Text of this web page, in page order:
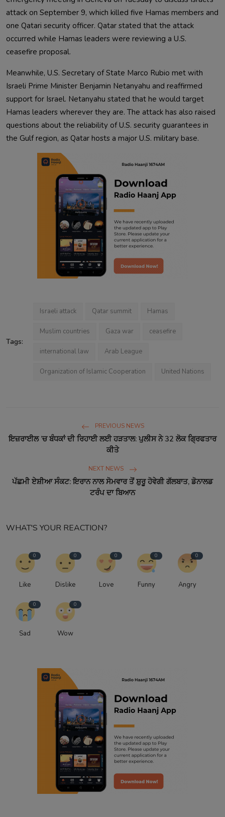
attack on September 9, which killed five Hamas members and
one Qatari security officer. Qatar stated that the attack
occurred while Hamas leaders were reviewing a U.S.
ceasefire proposal.
Meanwhile, U.S. Secretary of State Marco Rubio met with
Israeli Prime Minister Benjamin Netanyahu and reaffirmed
support for Israel. Netanyahu stated that he would target
Hamas leaders wherever they are. The attack has also raised
questions about the reliability of U.S. security guarantees in
the Gulf region, as Qatar hosts a major U.S. military base.
Tags:
Israeli attack Qatar summit Hamas
Muslim countries Gaza war ceasefire
international law Arab League
Organization of Islamic Cooperation United Nations
PREVIOUS NEWS
ਇਜ਼ਰਾਈਲ ’ਚ ਬੰਧਕਾਂ ਦੀ ਰਿਹਾਈ ਲਈ ਹੜਤਾਲ: ਪੁਲੀਸ ਨੇ 32 ਲੋਕ ਗ੍ਰਿਫਤਾਰ
ਕੀਤੇ
NEXT NEWS
ਪੱਛਮੀ ਏਸ਼ੀਆ ਸੰਕਟ: ਇਰਾਨ ਨਾਲ ਸੋਮਵਾਰ ਤੋਂ ਸ਼ੁਰੂ ਹੋਵੇਗੀ ਗੱਲਬਾਤ, ਡੋਨਾਲਡ
ਟਰੰਪ ਦਾ ਬਿਆਨ
WHAT'S YOUR REACTION?
0
Like
0
Dislike
0
Love
0
Funny
0
Angry
0
Sad
0
Wow